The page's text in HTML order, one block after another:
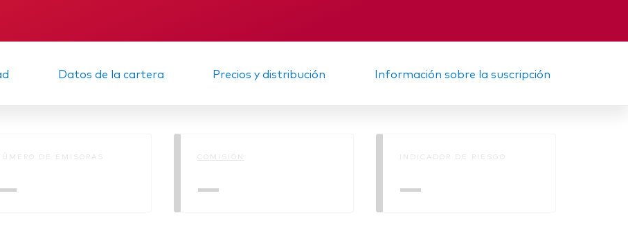
Datos de la cartera Precios y distribución Información sobre la suscripción
DE EMISORAS COMISIÓN
—
INDICADOR DE RIESGO
—